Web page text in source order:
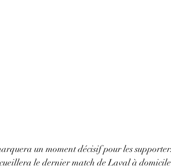
un moment décisif pour les
le dernier match de Laval à domicile